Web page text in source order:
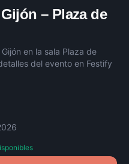
Gijón – Plaza de
Gijón en la sala Plaza de
del evento en Festify